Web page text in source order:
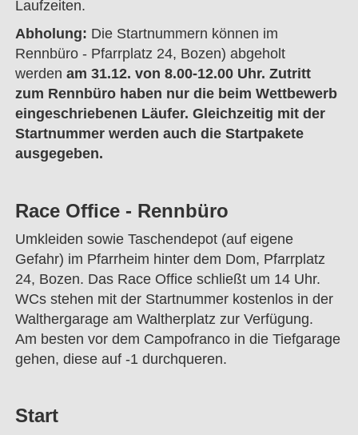
Laufzeiten.
Abholung: Die Startnummern können im
Rennbüro - Pfarrplatz 24, Bozen) abgeholt
werden am 31.12. von 8.00-12.00 Uhr. Zutritt
zum Rennbüro haben nur die beim Wettbewerb
eingeschriebenen Läufer. Gleichzeitig mit der
Startnummer werden auch die Startpakete
ausgegeben.
Race Office - Rennbüro
Umkleiden sowie Taschendepot (auf eigene
Gefahr) im Pfarrheim hinter dem Dom, Pfarrplatz
24, Bozen. Das Race Office schließt um 14 Uhr.
WCs stehen mit der Startnummer kostenlos in der
Walthergarage am Waltherplatz zur Verfügung.
Am besten vor dem Campofranco in die Tiefgarage
gehen, diese auf -1 durchqueren.
Start